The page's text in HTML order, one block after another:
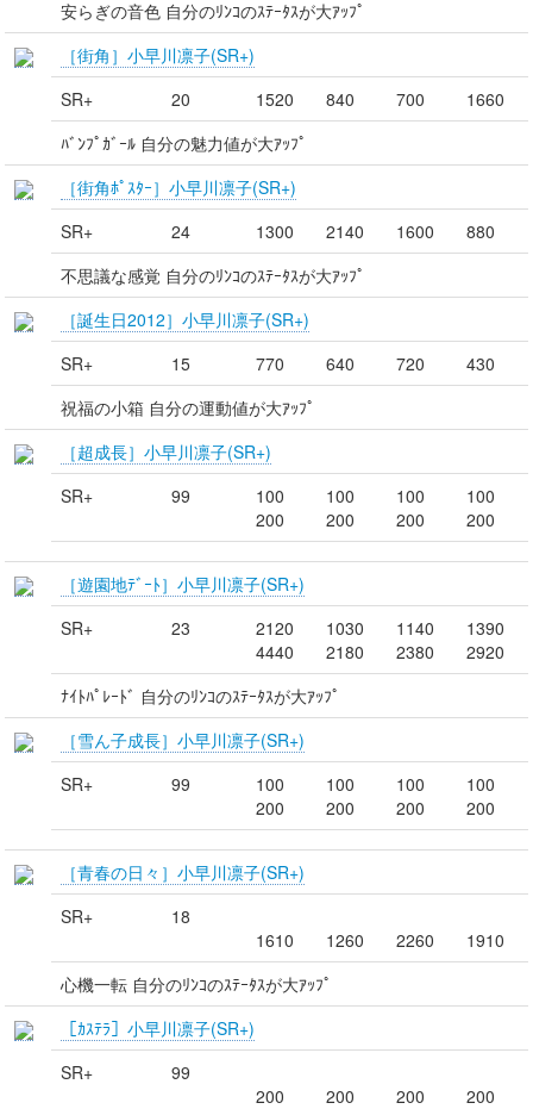
安らぎの音色 自分のﾘﾝｺのｽﾃｰﾀｽが大ｱｯﾌﾟ
［街角］小早川凛子(SR+)
SR+
20 1520 840 700
1660
ﾊﾞﾝﾌﾟｶﾞｰﾙ 自分の魅力値が大ｱｯﾌﾟ
［街角ﾎﾟｽﾀｰ］小早川凛子(SR+)
SR+
24 1300 2140 1600
880
不思議な感覚 自分のﾘﾝｺのｽﾃｰﾀｽが大ｱｯﾌﾟ
［誕生日2012］小早川凛子(SR+)
SR+
15 770 640 720
430
祝福の小箱 自分の運動値が大ｱｯﾌﾟ
［超成長］小早川凛子(SR+)
SR+
99
100
200
100
200
100
200
100
200
［遊園地ﾃﾞｰﾄ］小早川凛子(SR+)
SR+
23
2120
4440
1030
2180
1140
2380
1390
2920
ﾅｲﾄﾊﾟﾚｰﾄﾞ 自分のﾘﾝｺのｽﾃｰﾀｽが大ｱｯﾌﾟ
［雪ん子成長］小早川凛子(SR+)
SR+
99
100
200
100
200
100
200
100
200
［青春の日々］小早川凛子(SR+)
SR+
18
1610
1260 2260
1910
心機一転 自分のﾘﾝｺのｽﾃｰﾀｽが大ｱｯﾌﾟ
［ｶｽﾃﾗ］小早川凛子(SR+)
SR+
99
200
200 200 200